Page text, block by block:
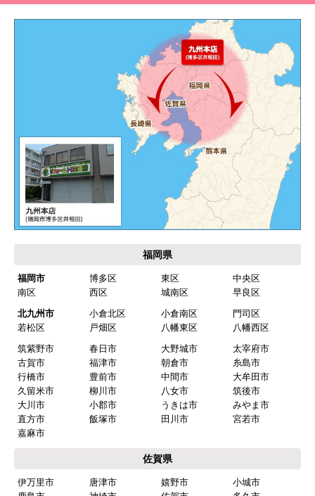
エアコンが２００V対応型だが、同じ２００Vでも
業務用なのでコンセントの形状が違い、途中で工
事業者が買いに行く始末。注文時に形状の確認も
別の部屋もお願いしたいと考えていたが、少々不
akagenoane
欲しい商品をスムーズに注文できましたか？
予定の期日までに商品が届きましたか？
商品の梱包は必要十分なものでしたか？
またこのショップを利用したいですか？
文時期】2026年03月頃（モバイルから）
【このショップを選んだ理由は？】
福岡県
福岡市 博多区 東区
中央区
南区
西区 城南区
早良区
北九州市
小倉北区 小倉南区
門司区
若松区
戸畑区 八幡東区
八幡西区
筑紫野市
春日市 大野城市
太宰府市
古賀市
福津市 朝倉市
糸島市
行橋市
豊前市 中間市
大牟田市
久留米市
柳川市 八女市
筑後市
大川市
小郡市 うきは市
みやま市
直方市
飯塚市 田川市
宮若市
嘉麻市
佐賀県
伊万里市 唐津市 嬉野市
小城市